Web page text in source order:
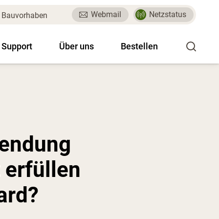
Bauvorhaben Webmail Netzstatus
Über uns Bestellen
erfüllen